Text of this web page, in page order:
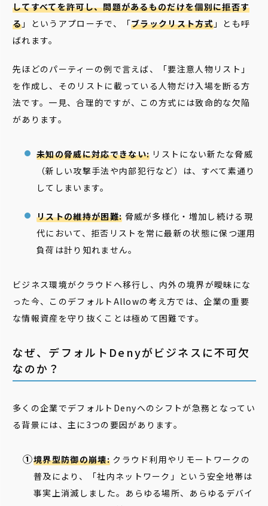
してすべてを許可し、問題があるものだけを個別に拒否す
る 」というアプローチで、「ブラックリスト方式 」とも呼
ばれます。
先ほどのパーティーの例で言えば、「要注意人物リスト」
を作成し、そのリストに載っている人物だけ入場を断る方
法です。一見、合理的ですが、この方式には致命的な欠陥
があります。
未知の脅威に対応できない: リストにない新たな脅威
（新しい攻撃手法や内部犯行など）は、すべて素通り
してしまいます。
リストの維持が困難: 脅威が多様化・増加し続ける現
代において、拒否リストを常に最新の状態に保つ運用
負荷は計り知れません。
ビジネス環境がクラウドへ移行し、内外の境界が曖昧にな
った今、このデフォルトAllowの考え方では、企業の重要
な情報資産を守り抜くことは極めて困難です。
なぜ、デフォルトDenyがビジネスに不可欠
なのか？
多くの企業でデフォルトDenyへのシフトが急務となってい
る背景には、主に3つの要因があります。
境界型防御の崩壊:クラウド利用やリモートワークの
普及により、「社内ネットワーク」という安全地帯は
事実上消滅しました。あらゆる場所、あらゆるデバイ